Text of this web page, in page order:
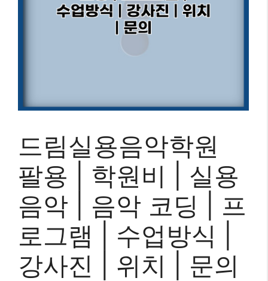
드림실용음악학원
팔용 | 학원비 | 실용
음악 | 음악 코딩 | 프
로그램 | 수업방식 |
강사진 | 위치 | 문의